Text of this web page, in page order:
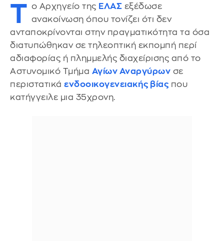
Τ ο Αρχηγείο της ΕΛΑΣ εξέδωσε
ανακοίνωση όπου τονίζει ότι δεν
ανταποκρίνονται στην πραγματικότητα τα όσα
διατυπώθηκαν σε τηλεοπτική εκπομπή περί
αδιαφορίας ή πλημμελής διαχείρισης από το
Αστυνομικό Τμήμα Αγίων Αναργύρων σε
περιστατικά ενδοοικογενειακής βίας που
κατήγγειλε μια 35χρονη.